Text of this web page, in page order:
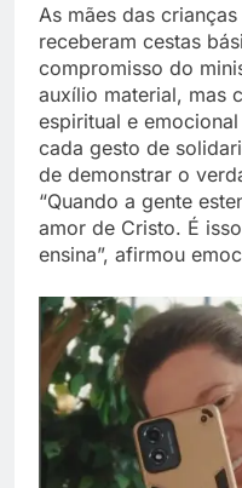
As mães das
receberam cestas
compromisso do
auxílio material, mas
espiritual e
cada gesto de
de demonstrar o
“Quando a gente
amor de Cristo. É
ensina”, afirmou